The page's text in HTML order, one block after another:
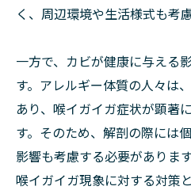
く、周辺環境や生活様式も考
一方で、カビが健康に与える
す。アレルギー体質の人々は
あり、喉イガイガ症状が顕著
す。そのため、解剖の際には
影響も考慮する必要があります
喉イガイガ現象に対する対策